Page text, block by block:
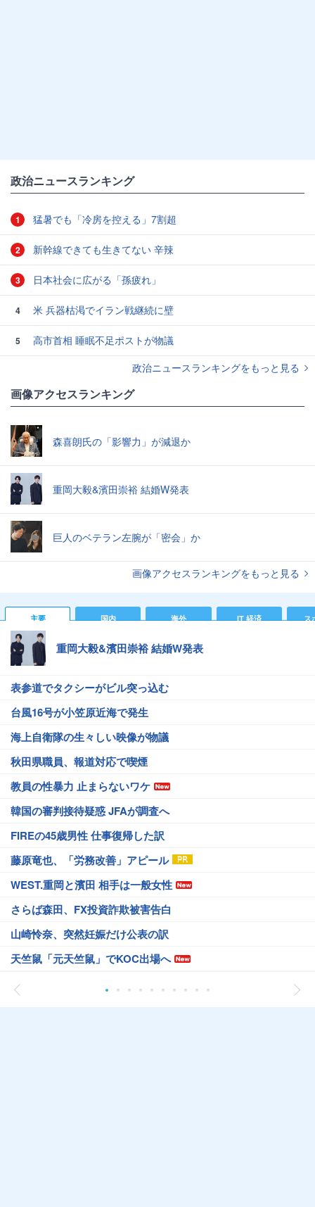
政治ニュースランキング
1 猛暑でも「冷房を控える」7割超
2 新幹線できても生きてない 辛辣
3 日本社会に広がる「孫疲れ」
4 米 兵器枯渇でイラン戦継続に壁
5
高市首相 睡眠不足ポストが物議
政治ニュースランキングをもっと見る
画像アクセスランキング
森喜朗氏の「影響力」が減退か
重岡大毅&濱田崇裕 結婚W発表
巨人のベテラン左腕が「密会」か
画像アクセスランキングをもっと見る
主要 国内 海外 IT 経済 ス
重岡大毅&濱田崇裕 結婚W発表
表参道でタクシーがビル突っ込む
台風16号が小笠原近海で発生
海上自衛隊の生々しい映像が物議
秋田県職員、報道対応で喫煙
教員の性暴力 止まらないワケ
韓国の審判接待疑惑 JFAが調査へ
FIREの45歳男性 仕事復帰した訳
藤原竜也、「労務改善」アピール
WEST.重岡と濱田 相手は一般女性
さらば森田、FX投資詐欺被害告白
山崎怜奈、突然妊娠だけ公表の訳
天竺鼠「元天竺鼠」でKOC出場へ